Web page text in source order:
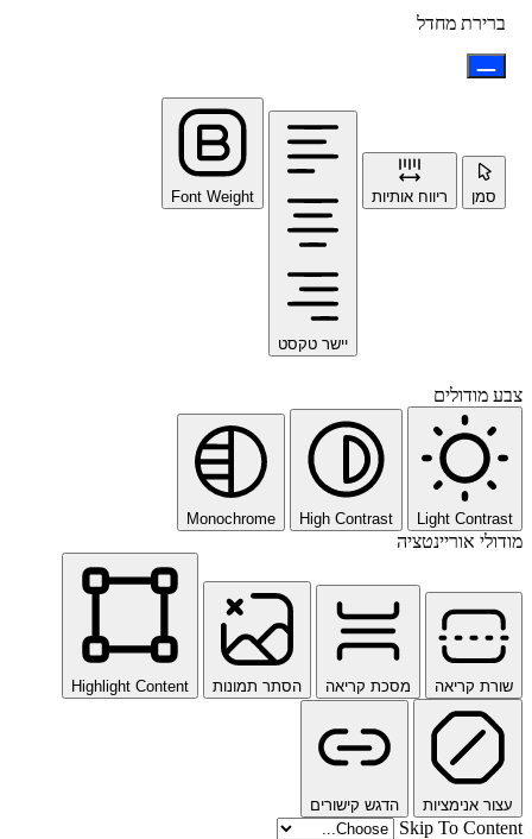
ברירת מחדל
סמן ריווח אותיות
יישר טקסט
Font Weight
צבע מודולים
Light Contrast
High Contrast
Monochrome
מודולי אוריינטציה
שורת קריאה מסכת קריאה הסתר תמונות Highlight Content
עצור אנימציות הדגש קישורים
Skip To Content